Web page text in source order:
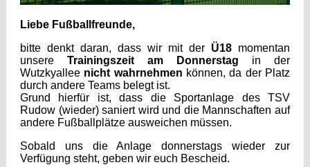
Liebe Fußballfreunde,
bitte denkt daran, dass wir mit der Ü18 momentan
unsere Trainingszeit am Donnerstag in der
Wutzkyallee nicht wahrnehmen können, da der Platz
durch andere Teams belegt ist.
Grund hierfür ist, dass die Sportanlage des TSV
Rudow (wieder) saniert wird und die Mannschaften auf
andere Fußballplätze ausweichen müssen.
Sobald uns die Anlage donnerstags wieder zur
Verfügung steht, geben wir euch Bescheid.